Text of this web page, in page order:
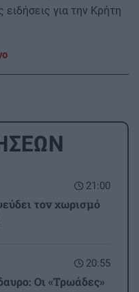
για την Κρήτη
21:00
τον χωρισμό
20:55
Οι «Τρωάδες»